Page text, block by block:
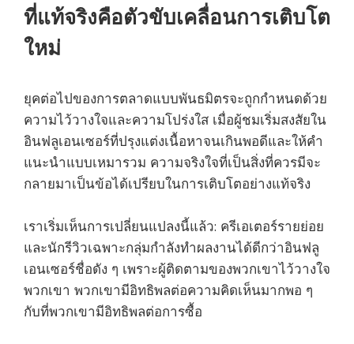
ที่แท้จริงคือตัวขับเคลื่อนการเติบโต
ใหม่
ยุคต่อไปของการตลาดแบบพันธมิตรจะถูกกำหนดด้วย
ความไว้วางใจและความโปร่งใส เมื่อผู้ชมเริ่มสงสัยใน
อินฟลูเอนเซอร์ที่ปรุงแต่งเนื้อหาจนเกินพอดีและให้คำ
แนะนำแบบเหมารวม ความจริงใจที่เป็นสิ่งที่ควรมีจะ
กลายมาเป็นข้อได้เปรียบในการเติบโตอย่างแท้จริง
เราเริ่มเห็นการเปลี่ยนแปลงนี้แล้ว: ครีเอเตอร์รายย่อย
และนักรีวิวเฉพาะกลุ่มกำลังทำผลงานได้ดีกว่าอินฟลู
เอนเซอร์ชื่อดัง ๆ เพราะผู้ติดตามของพวกเขาไว้วางใจ
พวกเขา พวกเขามีอิทธิพลต่อความคิดเห็นมากพอ ๆ
กับที่พวกเขามีอิทธิพลต่อการซื้อ